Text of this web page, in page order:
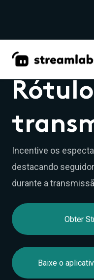
WIDGETS
Incentive os
destacando
durante a
Obter
Baixe o